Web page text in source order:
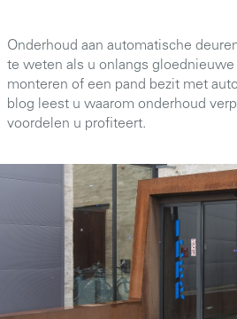
Onderhoud aan automatische
te weten als u onlangs
monteren of een pand bezit met
blog leest u waarom onderhoud
voordelen u profiteert.